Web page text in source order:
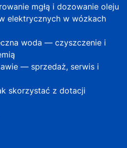
mgłą i dozowanie oleju
elektrycznych w wózkach
woda — czyszczenie i
— sprzedaż, serwis i
skorzystać z dotacji